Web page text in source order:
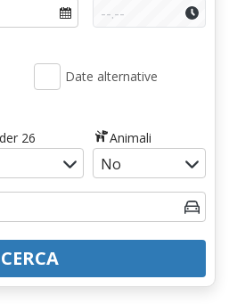
Date alternative
26 Animali
CERCA